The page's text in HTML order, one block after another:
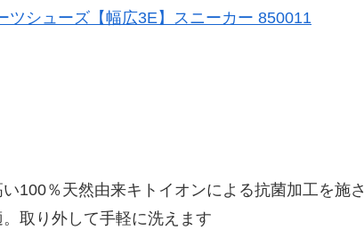
シューズ【幅広3E】スニーカー 850011
100％天然由来キトイオンによる抗菌加工を施さ
取り外して手軽に洗えます